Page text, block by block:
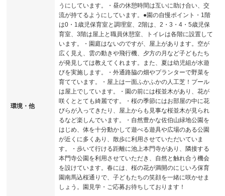
環境・他
うにしています。・昼の休憩時間は互いに助け合い、交
流が持てるようにしています。●園の自慢ポイント・1階
は0・1歳児保育室と調理室、2階は、2・3・4・5歳児保
育室、3階は屋上と職員休憩室、トイレは各階に設置して
います。・園庭はないのですが、屋上があります。空が
広く見え、雲の動きや飛行機、夕方の月など子どもたち
が発見しては教えてくれます。また、夏は幼児組が水遊
びを実施します。・外通路脇の畑やプランターで野菜を
育てています。・屋上は一面ふかふかの人工芝！プール
は屋上でしています。・園の前には桜並木があり、花が
咲くととても綺麗です。・桜の季節にはお部屋の中に花
びらが入ってきたり、屋上からも見事な桜並木が見られ
るなど楽しんでいます。・自然豊かな佐伯山緑地公園を
はじめ、体を十分動かして遊べる遊具や広場のある公園
が近くに多くあり、散歩に利用させていただいていま
す。・歩いて行ける距離に池上本門寺があり、隣接する
本門寺公園を利用させていただき、自然と触れ合う機会
を設けています。春には、桜の花が満開のにじいろ保育
園南馬込桜通りで、子どもたちの笑顔を一緒に咲かせま
しょう。園見学・ご応募お待ちしております！